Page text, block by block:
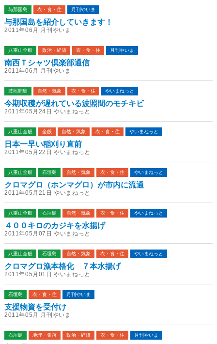
与那国島 衣・食・住 月刊やいま
与那国島を紹介していきます！
2011年06月 月刊やいま
八重山全般 政治・経済 衣・食・住 月刊やいま
南西Ｔシャツ倶楽部通信
2011年06月 月刊やいま
波照間島 自然・気象 衣・食・住 やいまねっと
今期収穫が遅れている波照間のモチキビ
2011年05月24日 やいまねっと
八重山全般 全般 自然・気象 衣・食・住 やいまねっと
日本一早い稲刈り直前
2011年05月22日 やいまねっと
八重山全般 石垣島 自然・気象 衣・食・住 やいまねっと
クロマグロ（ホンマグロ）が市内に流通
2011年05月21日 やいまねっと
八重山全般 石垣島 自然・気象 衣・食・住 やいまねっと
４００キロのカジキを水揚げ
2011年05月07日 やいまねっと
八重山全般 石垣島 自然・気象 衣・食・住 やいまねっと
クロマグロ漁本格化 ７本水揚げ
2011年05月01日 やいまねっと
石垣島 衣・食・住 月刊やいま
支援物資を受付け
2011年05月 月刊やいま
石垣島 地理・集落 政治・経済 衣・食・住 月刊やいま